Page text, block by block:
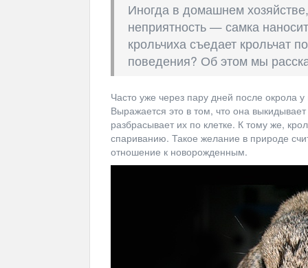
Иногда в домашнем
неприятность — самка
крольчиха съедает крольчат
поведения? Об этом мы
Часто уже через пару дней после окрола
Выражается это в том, что она
разбрасывает их по клетке. К тому же,
спариванию. Такое желание в природе
отношение к новорожденным.